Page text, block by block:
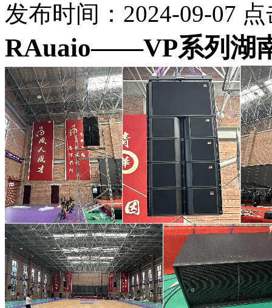
发布时间：2024-09-07
RAuaio——VP系列湖